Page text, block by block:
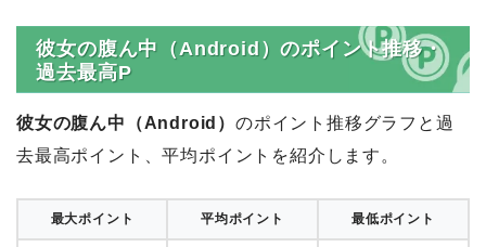
彼女の腹ん中（Android）のポイント推移・
過去最高P
彼女の腹ん中（Android） のポイント推移グラフと過
去最高ポイント、平均ポイントを紹介します。
最大ポイント 平均ポイント 最低ポイント